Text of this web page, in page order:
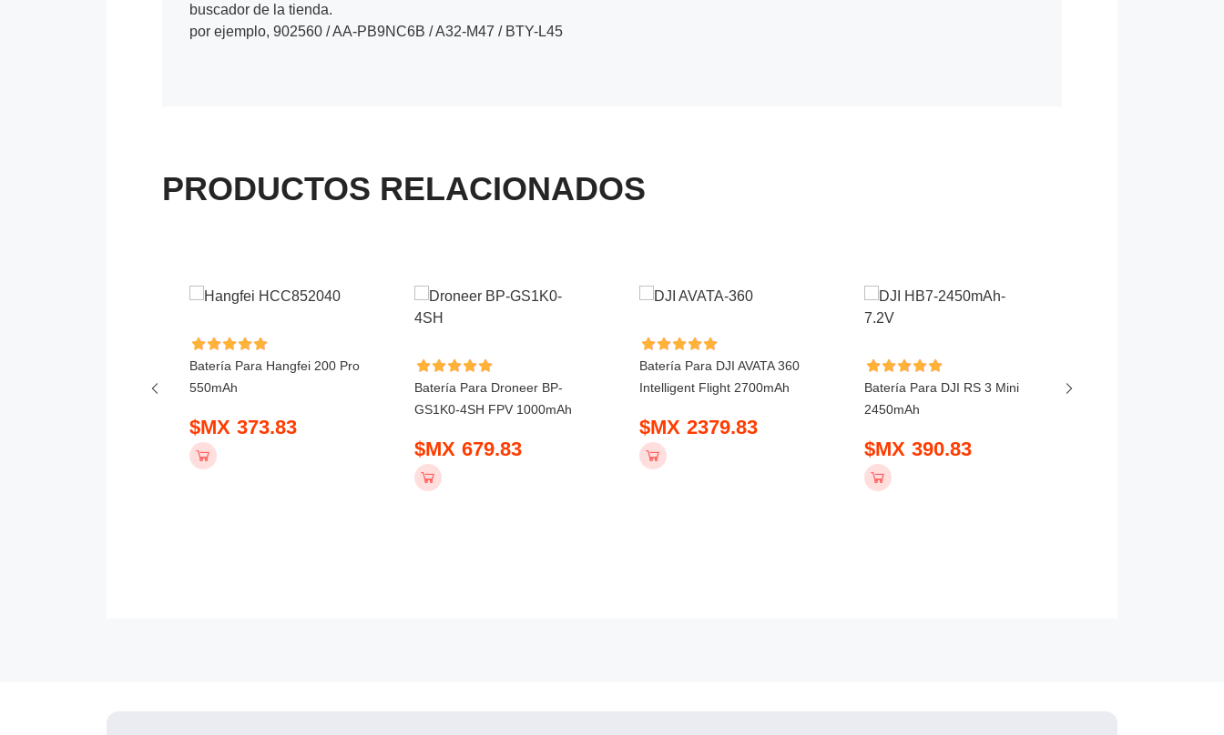
buscador de la tienda.
por ejemplo, 902560 / AA-PB9NC6B / A32-M47 / BTY-L45
PRODUCTOS RELACIONADOS
Batería Para Hangfei 200 Pro
550mAh
$MX 373.83
Batería Para Droneer BP-
GS1K0-4SH FPV 1000mAh
$MX 679.83
Batería Para DJI AVATA 360
Intelligent Flight 2700mAh
$MX 2379.83
Batería Para DJI RS 3 Mini
2450mAh
$MX 390.83